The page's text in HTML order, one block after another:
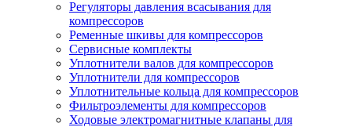
Регуляторы давления всасывания для
компрессоров
Ременные шкивы для компрессоров
Сервисные комплекты
Уплотнители валов для компрессоров
Уплотнители для компрессоров
Уплотнительные кольца для компрессоров
Фильтроэлементы для компрессоров
Ходовые электромагнитные клапаны для